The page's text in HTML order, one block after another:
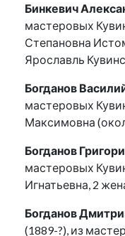
Бинкевич
мастеровых
Степановна
Ярославль
Богданов
мастеровых
Максимовна
Богданов
мастеровых
Игнатьевна, 2
Богданов
(1889-?), из